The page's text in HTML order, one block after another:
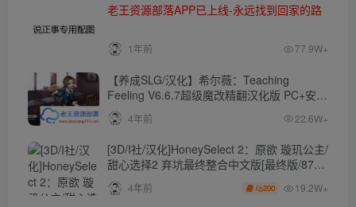
老王资源部落APP已上线-永远找到回家的路
1年前 77.9W+
【养成SLG/汉化】希尔薇：Teaching
Feeling V6.6.7超级魔改精翻汉化版 PC+安卓
【4.3G】
4年前 22.6W+
[3D/I社/汉化]HoneySelect 2：原欲 璇玑公主/
甜心选择2 弃坑最终整合中文版[最终版/87G/
秒传]
4年前 200 19.2W+